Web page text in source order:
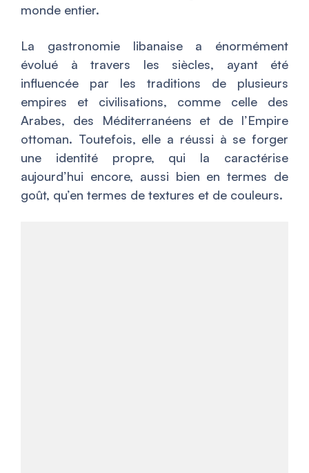
monde entier.
La gastronomie libanaise a énormément
évolué à travers les siècles, ayant été
influencée par les traditions de plusieurs
empires et civilisations, comme celle des
Arabes, des Méditerranéens et de l’Empire
ottoman. Toutefois, elle a réussi à se forger
une identité propre, qui la caractérise
aujourd’hui encore, aussi bien en termes de
goût, qu’en termes de textures et de couleurs.